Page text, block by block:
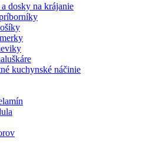
dosky na krájanie
kuchynské náčinie